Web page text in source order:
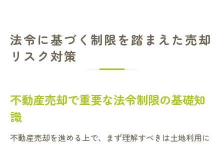
法令に基づく制限を踏まえた売却
リスク対策
不動産売却で重要な法令制限の基礎知
識
不動産売却を進める上で、まず理解すべきは土地利用に